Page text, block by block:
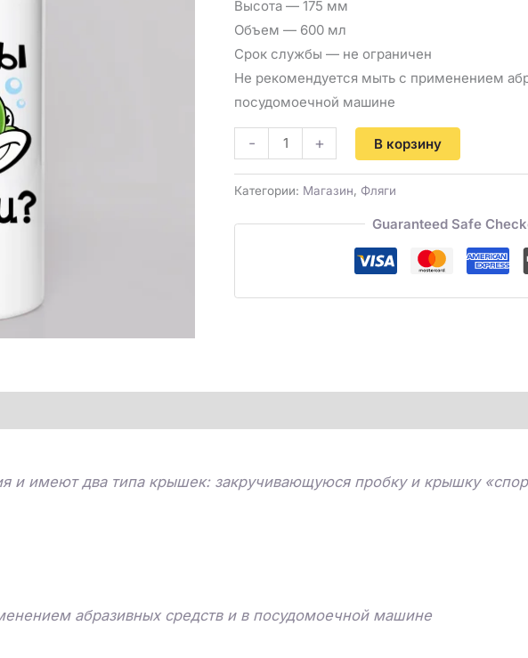
Высота — 175 мм
Объем — 600 мл
Срок службы — не ограничен
Не рекомендуется мыть с применением
посудомоечной машине
- + В корзину
Категории: Магазин, Фляги
Guaranteed Safe
и имеют два типа крышек: закручивающуюся пробку и крышку
абразивных средств и в посудомоечной машине